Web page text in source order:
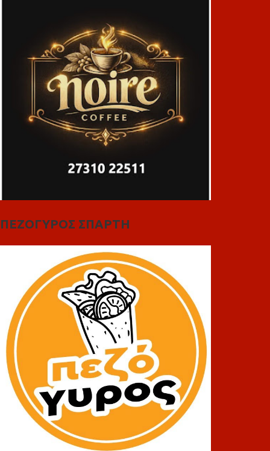
ΠΕΖΟΓΥΡΟΣ ΣΠΑΡΤΗ